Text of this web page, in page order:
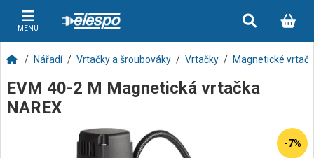
MENU
Nářadí Vrtačky a šroubováky Vrtačky Magnetické
EVM 40-2 M Magnetická vrtačka
NAREX
-7%